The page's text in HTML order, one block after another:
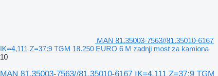
MAN 81.35003-7563//81.35010-6167
IK=4,111 Z=37:9 TGM 18.250 EURO 6 M zadnji most za kamiona
10
MAN 81.35003-7563//81.35010-6167 IK=4,111 Z=37:9 TGM